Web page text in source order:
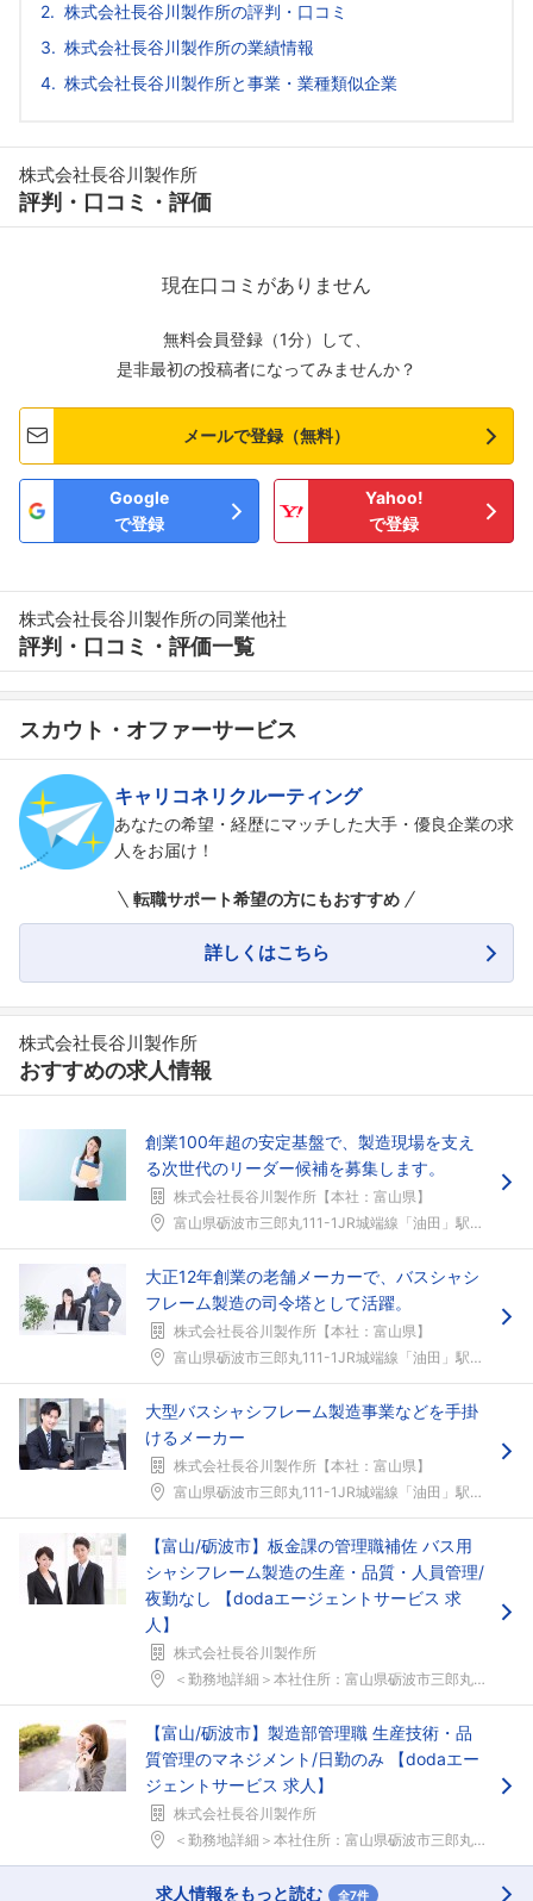
株式会社長谷川製作所の評判・口コミ
株式会社長谷川製作所の業績情報
株式会社長谷川製作所と事業・業種類似企業
株式会社長谷川製作所
評判・口コミ・評価
現在口コミがありません
無料会員登録（1分）して、
是非最初の投稿者になってみませんか？
メールで登録（無料）
Google
で登録
Yahoo!
で登録
株式会社長谷川製作所の同業他社
評判・口コミ・評価一覧
スカウト・オファーサービス
キャリコネリクルーティング
あなたの希望・経歴にマッチした大手・優良企業の求
人をお届け！
転職サポート希望の方にもおすすめ
詳しくはこちら
株式会社長谷川製作所
おすすめの求人情報
創業100年超の安定基盤で、製造現場を支え
る次世代のリーダー候補を募集します。
株式会社長谷川製作所【本社：富山県】
富山県砺波市三郎丸111-1JR城端線「油田」駅よ...
大正12年創業の老舗メーカーで、バスシャシ
フレーム製造の司令塔として活躍。
株式会社長谷川製作所【本社：富山県】
富山県砺波市三郎丸111-1JR城端線「油田」駅よ...
大型バスシャシフレーム製造事業などを手掛
けるメーカー
株式会社長谷川製作所【本社：富山県】
富山県砺波市三郎丸111-1JR城端線「油田」駅か...
【富山/砺波市】板金課の管理職補佐 バス用
シャシフレーム製造の生産・品質・人員管理/
夜勤なし 【dodaエージェントサービス 求
人】
株式会社長谷川製作所
＜勤務地詳細＞本社住所：富山県砺波市三郎丸111-...
【富山/砺波市】製造部管理職 生産技術・品
質管理のマネジメント/日勤のみ 【dodaエー
ジェントサービス 求人】
株式会社長谷川製作所
＜勤務地詳細＞本社住所：富山県砺波市三郎丸111-...
求人情報をもっと読む 全7件